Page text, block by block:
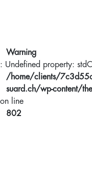
Warning
: Undefined property:
/home/clients/
suard.ch/wp-content/
on line
802